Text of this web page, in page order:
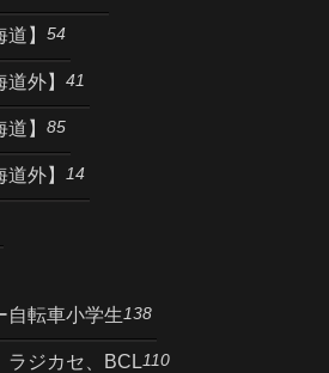
】 54
外】 41
】 85
外】 14
転車小学生138
ジカセ、BCL110